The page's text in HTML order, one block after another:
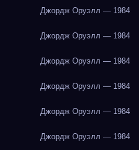
Джордж Оруэлл — 1984
Джордж Оруэлл — 1984
Джордж Оруэлл — 1984
Джордж Оруэлл — 1984
Джордж Оруэлл — 1984
Джордж Оруэлл — 1984